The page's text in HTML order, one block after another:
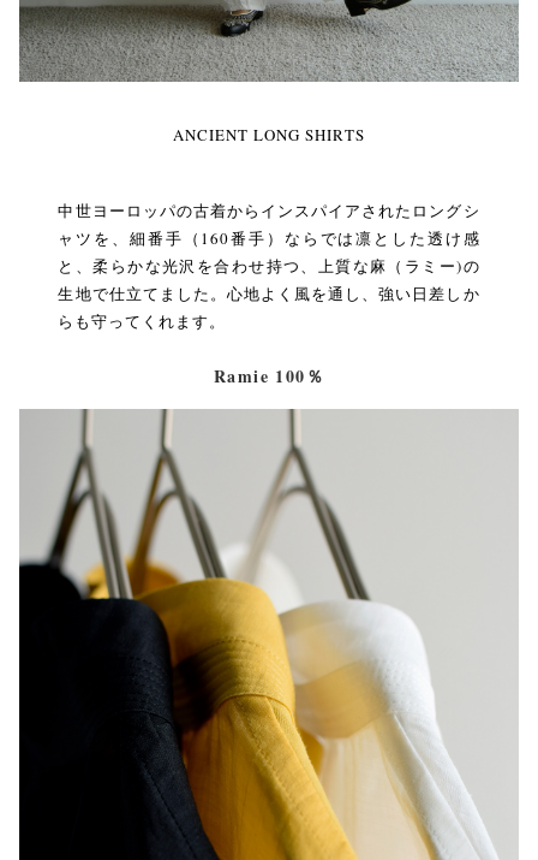
ANCIENT LONG SHIRTS
中世ヨーロッパの古着からインスパイアされたロングシ
ャツを、細番手（160番手）ならでは凛とした透け感
と、柔らかな光沢を合わせ持つ、上質な麻（ラミー)の
生地で仕立てました。心地よく風を通し、強い日差しか
らも守ってくれます。
Ramie 100％